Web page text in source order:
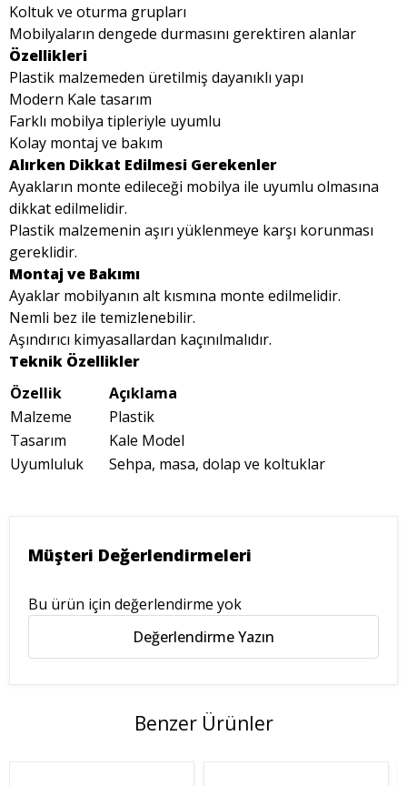
Koltuk ve oturma grupları
Mobilyaların dengede durmasını gerektiren alanlar
Özellikleri
Plastik malzemeden üretilmiş dayanıklı yapı
Modern Kale tasarım
Farklı mobilya tipleriyle uyumlu
Kolay montaj ve bakım
Alırken Dikkat Edilmesi Gerekenler
Ayakların monte edileceği mobilya ile uyumlu olmasına
dikkat edilmelidir.
Plastik malzemenin aşırı yüklenmeye karşı korunması
gereklidir.
Montaj ve Bakımı
Ayaklar mobilyanın alt kısmına monte edilmelidir.
Nemli bez ile temizlenebilir.
Aşındırıcı kimyasallardan kaçınılmalıdır.
Teknik Özellikler
Özellik
Açıklama
Malzeme
Plastik
Tasarım
Kale Model
Uyumluluk
Sehpa, masa, dolap ve koltuklar
Müşteri Değerlendirmeleri
Bu ürün için değerlendirme yok
Değerlendirme Yazın
Benzer Ürünler